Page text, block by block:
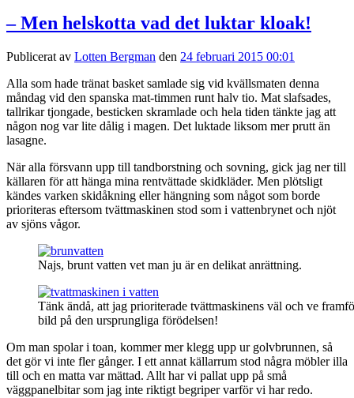
– Men helskotta vad det luktar kloak!
Publicerat av Lotten Bergman den 24 februari 2015 00:01
Alla som hade tränat basket samlade sig vid kvällsmaten denna
måndag vid den spanska mat-timmen runt halv tio. Mat slafsades,
tallrikar tjongade, besticken skramlade och hela tiden tänkte jag att
någon nog var lite dålig i magen. Det luktade liksom mer prutt än
lasagne.
När alla försvann upp till tandborstning och sovning, gick jag ner till
källaren för att hänga mina rentvättade skidkläder. Men plötsligt
kändes varken skidåkning eller hängning som något som borde
prioriteras eftersom tvättmaskinen stod som i vattenbrynet och njöt
av sjöns vågor.
Najs, brunt vatten vet man ju är en delikat anrättning.
Tänk ändå, att jag prioriterade tvättmaskinens väl och ve
bild på den ursprungliga förödelsen!
Om man spolar i toan, kommer mer klegg upp ur golvbrunnen, så
det gör vi inte fler gånger. I ett annat källarrum stod några möbler illa
till och en matta var mättad. Allt har vi pallat upp på små
väggpanelbitar som jag inte riktigt begriper varför vi har redo.